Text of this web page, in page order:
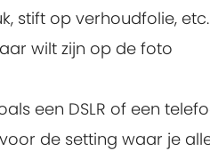
stift op verhoudfolie, etc.
wilt zijn op de foto
een DSLR of een
de setting waar je